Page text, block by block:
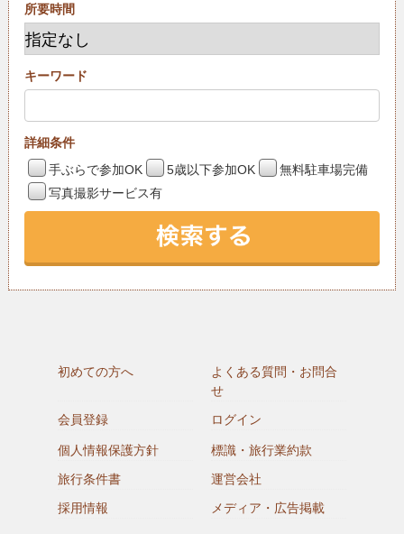
所要時間
キーワード
詳細条件
手ぶらで参加OK
5歳以下参加OK
無料駐車場完備
写真撮影サービス有
初めての方へ
よくある質問・お問合
せ
会員登録
ログイン
個人情報保護方針
標識・旅行業約款
旅行条件書
運営会社
採用情報
メディア・広告掲載